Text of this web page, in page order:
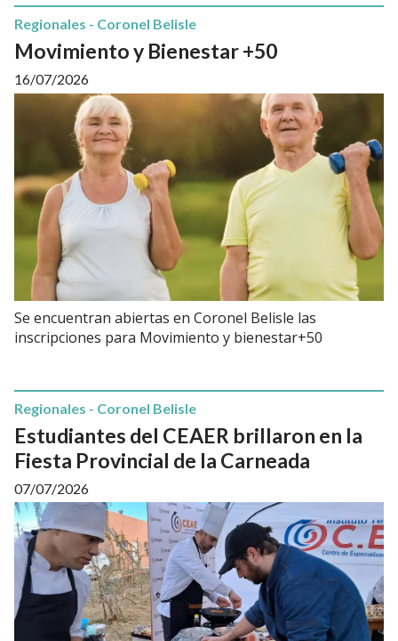
Movimiento y Bienestar +50
Regionales - Coronel Belisle
16/07/2026
Se encuentran abiertas en Coronel Belisle las
inscripciones para Movimiento y bienestar+50
Estudiantes del CEAER brillaron en la
Fiesta Provincial de la Carneada
Regionales - Coronel Belisle
07/07/2026